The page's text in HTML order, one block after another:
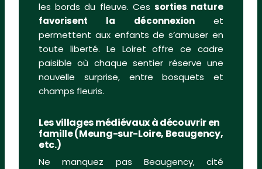
les bords du fleuve. Ces sorties nature
favorisent la déconnexionet
permettent aux enfants de s’amuser en
toute liberté. Le Loiret offre ce cadre
paisible où chaque sentier réserve une
nouvelle surprise, entre bosquets et
champs fleuris.
Les villages médiévaux à découvrir en
famille (Meung-sur-Loire, Beaugency,
etc.)
Ne manquez pas Beaugency, cité